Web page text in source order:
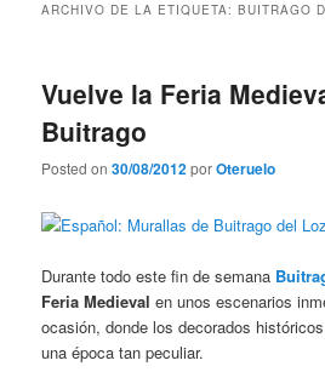
ARCHIVO DE LA ETIQUETA:BUITRAGO
Vuelve la Feria
Buitrago
Posted on30/08/2012porOteruelo
Durante todo este fin de semana
Feria Medieval en unos escenarios
ocasión, donde los decorados
una época tan peculiar.